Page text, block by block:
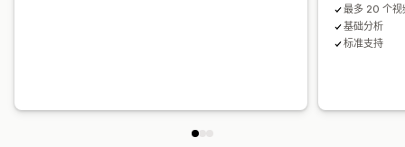
最多 20 个视
基础分析
标准支持